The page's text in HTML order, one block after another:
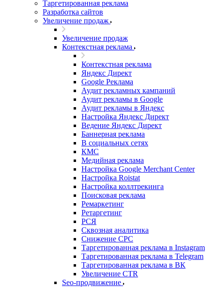
Таргетированная реклама
Разработка сайтов
Увеличение продаж
Увеличение продаж
Контекстная реклама
Контекстная реклама
Яндекс Директ
Google Реклама
Аудит рекламных кампаний
Аудит рекламы в Google
Аудит рекламы в Яндекс
Настройка Яндекс Директ
Ведение Яндекс Директ
Баннерная реклама
В социальных сетях
КМС
Медийная реклама
Настройка Google Merchant Center
Настройка Roistat
Настройка коллтрекинга
Поисковая реклама
Ремаркетинг
Ретаргетинг
РСЯ
Сквозная аналитика
Снижение CPC
Таргетированная реклама в Instagram
Таргетированная реклама в Telegram
Таргетированная реклама в ВК
Увеличение CTR
Seo-продвижение